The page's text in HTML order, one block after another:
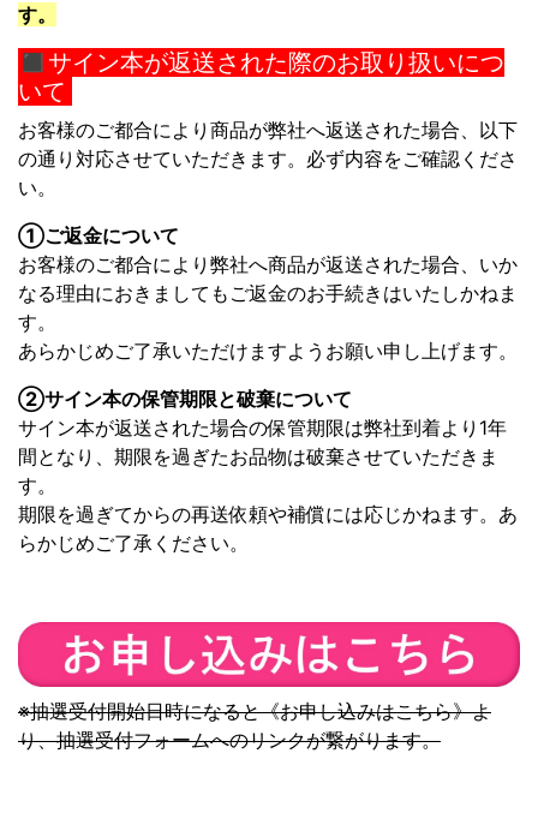
す。
◼︎サイン本が返送された際のお取り扱いにつ
いて
お客様のご都合により商品が弊社へ返送された場合、以下
の通り対応させていただきます。必ず内容をご確認くださ
い。
①ご返金について
お客様のご都合により弊社へ商品が返送された場合、いか
なる理由におきましてもご返金のお手続きはいたしかねま
す。
あらかじめご了承いただけますようお願い申し上げます。
②サイン本の保管期限と破棄について
サイン本が返送された場合の保管期限は弊社到着より1年
間となり、期限を過ぎたお品物は破棄させていただきま
す。
期限を過ぎてからの再送依頼や補償には応じかねます。あ
らかじめご了承ください。
※抽選受付開始日時になると《お申し込みはこちら》よ
り、抽選受付フォームへのリンクが繋がります。